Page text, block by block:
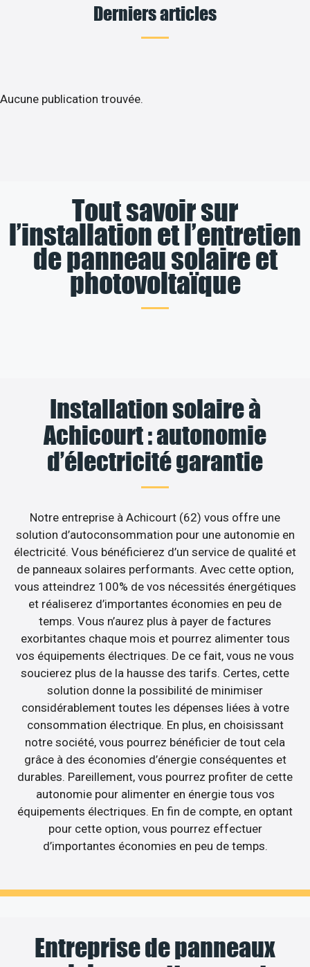
Derniers articles
Aucune publication trouvée.
Tout savoir sur
l’installation et l’entretien
de panneau solaire et
photovoltaïque
Installation solaire à
Achicourt : autonomie
d’électricité garantie
Notre entreprise à Achicourt (62) vous offre une
solution d’autoconsommation pour une autonomie en
électricité. Vous bénéficierez d’un service de qualité et
de panneaux solaires performants. Avec cette option,
vous atteindrez 100% de vos nécessités énergétiques
et réaliserez d’importantes économies en peu de
temps. Vous n’aurez plus à payer de factures
exorbitantes chaque mois et pourrez alimenter tous
vos équipements électriques. De ce fait, vous ne vous
soucierez plus de la hausse des tarifs. Certes, cette
solution donne la possibilité de minimiser
considérablement toutes les dépenses liées à votre
consommation électrique. En plus, en choisissant
notre société, vous pourrez bénéficier de tout cela
grâce à des économies d’énergie conséquentes et
durables. Pareillement, vous pourrez profiter de cette
autonomie pour alimenter en énergie tous vos
équipements électriques. En fin de compte, en optant
pour cette option, vous pourrez effectuer
d’importantes économies en peu de temps.
Entreprise de panneaux